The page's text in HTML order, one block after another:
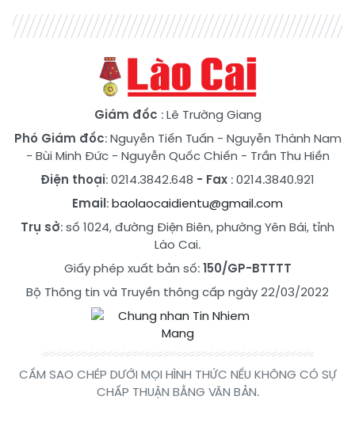
Giám đốc : Lê Trường Giang
Phó Giám đốc:Nguyễn Tiến Tuấn - Nguyễn Thành Nam
- Bùi Minh Đức- Nguyễn Quốc Chiến - Trần Thu Hiền
Điện thoại: 0214.3842.648 - Fax : 0214.3840.921
Email:baolaocaidientu@gmail.com
Trụ sở: số 1024, đường Điện Biên, phường Yên Bái, tỉnh
Lào Cai.
Giấy phép xuất bản số:150/GP-BTTTT
Bộ Thông tin và Truyền thông cấp ngày 22/03/2022
CẤM SAO CHÉP DƯỚI MỌI HÌNH THỨC NẾU KHÔNG CÓ SỰ
CHẤP THUẬN BẰNG VĂN BẢN.